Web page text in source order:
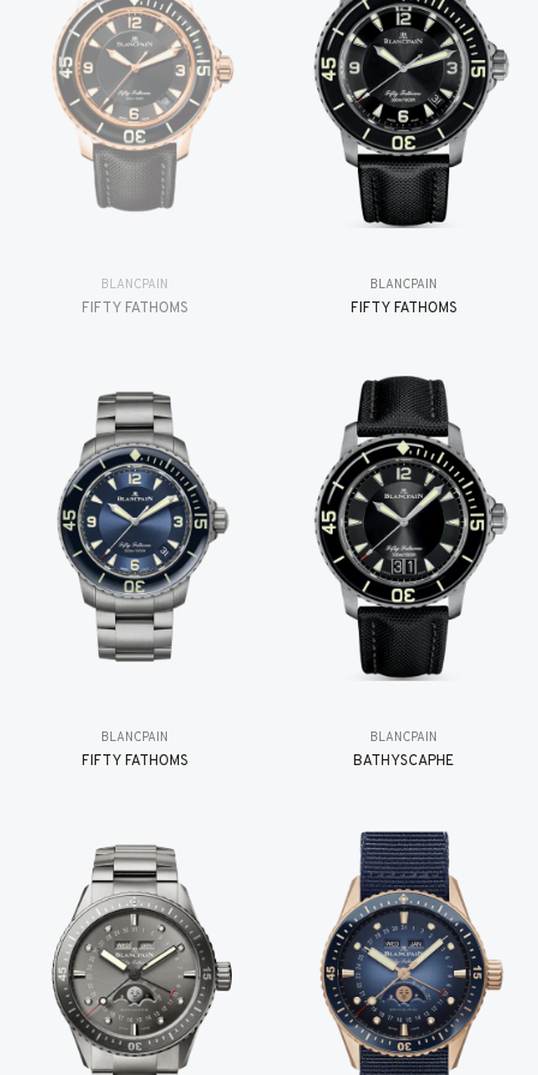
BLANCPAIN
FIFTY FATHOMS
BLANCPAIN
FIFTY FATHOMS
BLANCPAIN
FIFTY FATHOMS
BLANCPAIN
BATHYSCAPHE